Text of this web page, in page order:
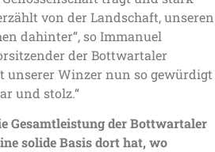
von der Landschaft, unseren
dahinter“, so Immanuel
der Bottwartaler
unserer Winzer nun so gewürdigt
und stolz.“
Gesamtleistung der Bottwartaler
solide Basis dort hat, wo